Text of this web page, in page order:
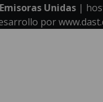
Unidas|
por